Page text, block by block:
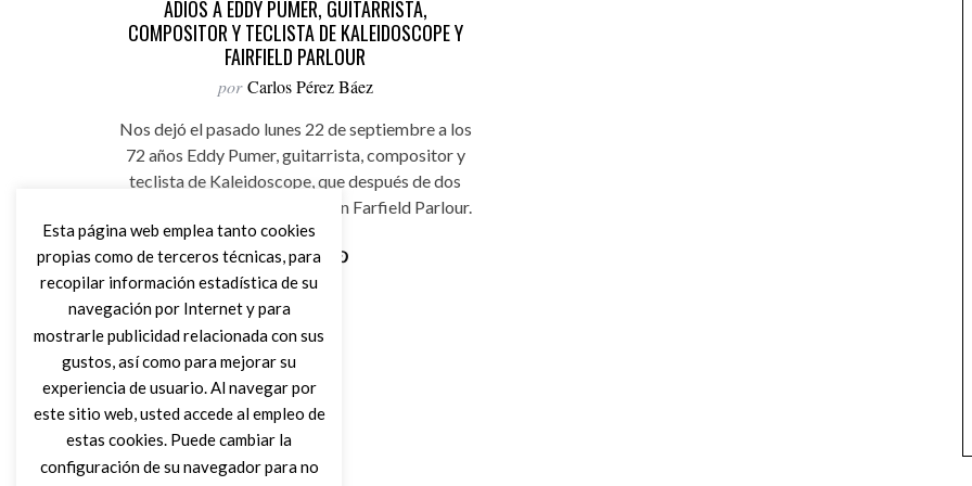
ADIÓS A EDDY PUMER, GUITARRISTA,
COMPOSITOR Y TECLISTA DE KALEIDOSCOPE Y
FAIRFIELD PARLOUR
por Carlos Pérez Báez
Nos dejó el pasado lunes 22 de septiembre a los
72 años Eddy Pumer, guitarrista, compositor y
teclista de Kaleidoscope, que después de dos
años y dos álbumes mutaron en Farfield Parlour.
Leer Más
Esta página web emplea tanto cookies
propias como de terceros técnicas, para
recopilar información estadística de su
navegación por Internet y para
mostrarle publicidad relacionada con sus
gustos, así como para mejorar su
experiencia de usuario. Al navegar por
este sitio web, usted accede al empleo de
estas cookies. Puede cambiar la
configuración de su navegador para no